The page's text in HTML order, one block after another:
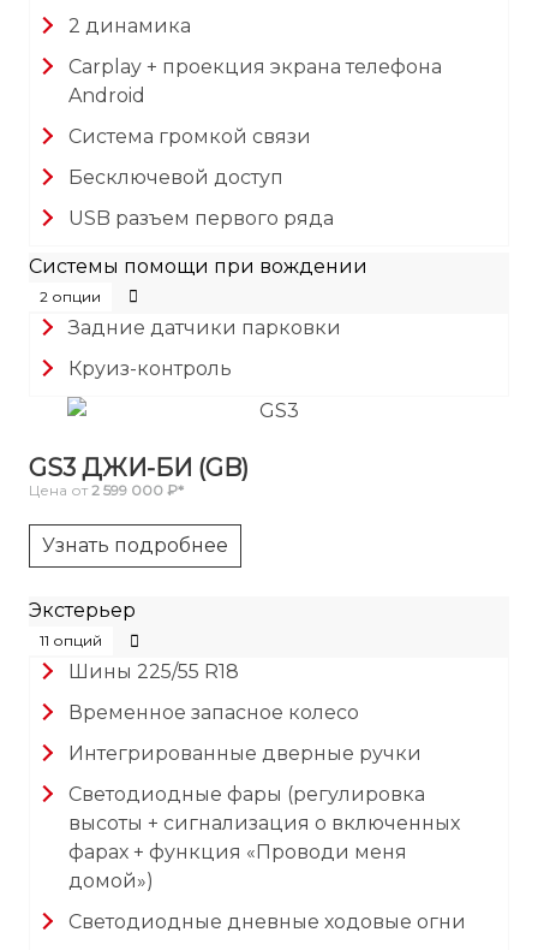
2 динамика
Carplay + проекция экрана телефона
Android
Система громкой связи
Бесключевой доступ
USB разъем первого ряда
Системы помощи при вождении
2 опции
Задние датчики парковки
Круиз-контроль
GS3 ДЖИ-БИ (GB)
Цена от 2 599 000 ₽*
Узнать подробнее
Экстерьер
11 опций
Шины 225/55 R18
Временное запасное колесо
Интегрированные дверные ручки
Светодиодные фары (регулировка
высоты + сигнализация о включенных
фарах + функция «Проводи меня
домой»)
Светодиодные дневные ходовые огни